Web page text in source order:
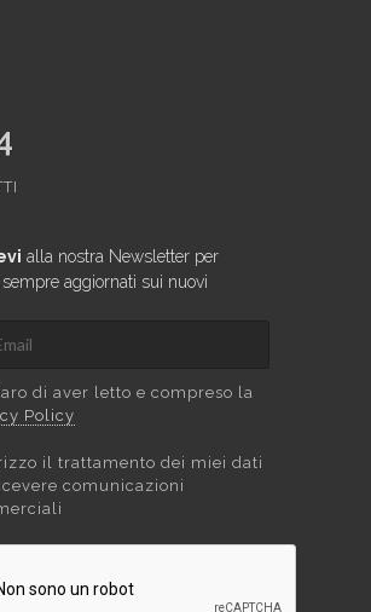
alla nostra Newsletter per
aggiornati sui nuovi
di aver letto e compreso la
Policy
il trattamento dei miei dati
comunicazioni